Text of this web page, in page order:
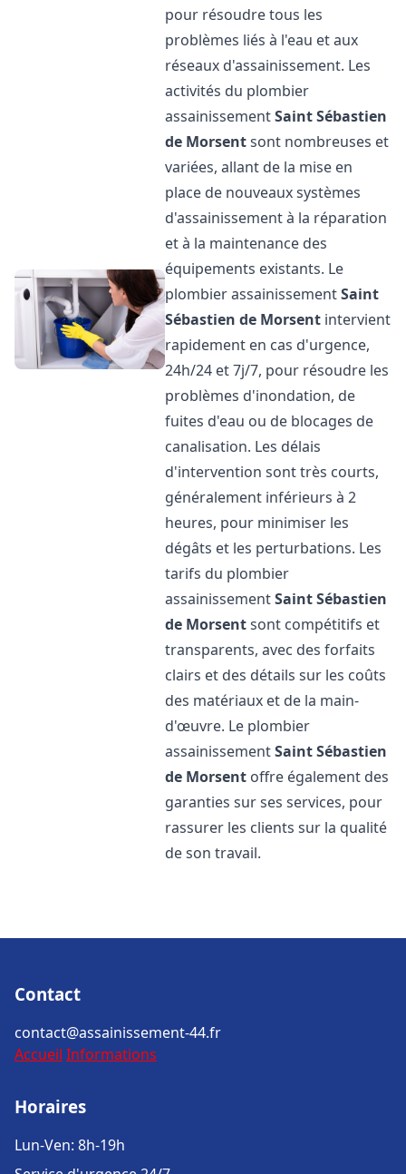
pour résoudre tous les
problèmes liés à l'eau et aux
réseaux d'assainissement. Les
activités du plombier
assainissementSaint Sébastien
de Morsentsont nombreuses et
variées, allant de la mise en
place de nouveaux systèmes
d'assainissement à la réparation
et à la maintenance des
équipements existants. Le
plombier assainissementSaint
Sébastien de Morsent intervient
rapidement en cas d'urgence,
24h/24 et 7j/7, pour résoudre les
problèmes d'inondation, de
fuites d'eau ou de blocages de
canalisation. Les délais
d'intervention sont très courts,
généralement inférieurs à 2
heures, pour minimiser les
dégâts et les perturbations. Les
tarifs du plombier
assainissementSaint Sébastien
de Morsentsont compétitifs et
transparents, avec des forfaits
clairs et des détails sur les coûts
des matériaux et de la main-
d'œuvre. Le plombier
assainissementSaint Sébastien
de Morsent offre également des
garanties sur ses services, pour
rassurer les clients sur la qualité
de son travail.
Contact
contact@assainissement-44.fr
Accueil Informations
Horaires
Lun-Ven: 8h-19h